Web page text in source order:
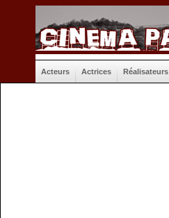
Acteurs Actrices Réalisateurs